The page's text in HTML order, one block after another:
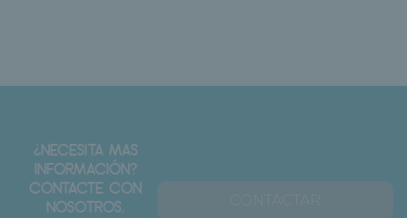
¿NECESITA MAS
INFORMACIÓN?
CONTACTE CON
NOSOTROS.